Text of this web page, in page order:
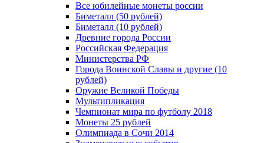
Все юбилейные монеты россии
Биметалл (50 рублей)
Биметалл (10 рублей)
Древние города России
Российская Федерация
Министерства РФ
Города Воинской Славы и другие (10
рублей)
Оружие Великой Победы
Мультипликация
Чемпионат мира по футболу 2018
Монеты 25 рублей
Олимпиада в Сочи 2014